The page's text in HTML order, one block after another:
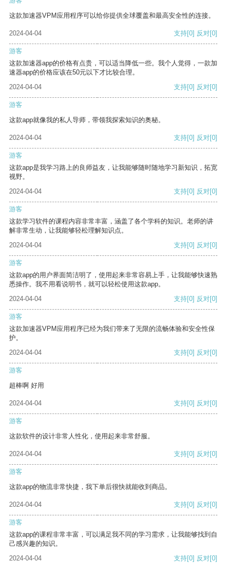
这款加速器VPM应用程序可以给你提供全球覆盖和最高安全性的连接。
2024-04-04 支持[0] 反对[0]
游客
这款加速器app的价格有点贵，可以适当降低一些。我个人觉得，一款加
速器app的价格应该在50元以下才比较合理。
2024-04-04
支持[0] 反对[0]
游客
这款app就像我的私人导师，带领我探索知识的奥秘。
2024-04-04 支持[0] 反对[0]
游客
这款app是我学习路上的良师益友，让我能够随时随地学习新知识，拓宽
视野。
2024-04-04
支持[0] 反对[0]
游客
这款学习软件的课程内容非常丰富，涵盖了各个学科的知识。老师的讲
解非常生动，让我能够轻松理解知识点。
2024-04-04
支持[0] 反对[0]
游客
这款app的用户界面简洁明了，使用起来非常容易上手，让我能够快速熟
悉操作。我不用看说明书，就可以轻松使用这款app。
2024-04-04
支持[0] 反对[0]
游客
这款加速器VPM应用程序已经为我们带来了无限的流畅体验和安全性保
护。
2024-04-04
支持[0] 反对[0]
游客
超棒啊 好用
2024-04-04 支持[0] 反对[0]
游客
这款软件的设计非常人性化，使用起来非常舒服。
2024-04-04 支持[0] 反对[0]
游客
这款app的物流非常快捷，我下单后很快就能收到商品。
2024-04-04 支持[0] 反对[0]
游客
这款app的课程非常丰富，可以满足我不同的学习需求，让我能够找到自
己感兴趣的知识。
2024-04-04
支持[0] 反对[0]